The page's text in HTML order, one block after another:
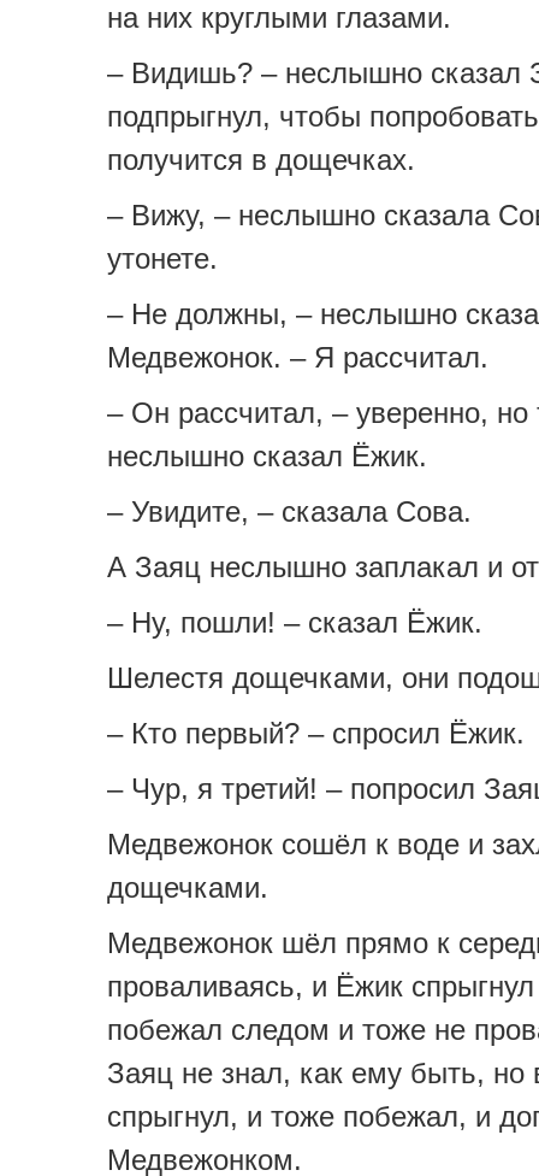
на них круглыми глазами.
– Видишь? – неслышно сказал
подпрыгнул, чтобы
получится в дощечках.
– Вижу, – неслышно сказала
утонете.
– Не должны, – неслышно
Медвежонок. – Я рассчитал.
– Он рассчитал, – уверенно, но
неслышно сказал Ёжик.
– Увидите, – сказала Сова.
А Заяц неслышно заплакал и
– Ну, пошли! – сказал Ёжик.
Шелестя дощечками, они
– Кто первый? – спросил Ёжик.
– Чур, я третий! – попросил
Медвежонок сошёл к воде и
дощечками.
Медвежонок шёл прямо к
проваливаясь, и Ёжик спрыгнул
побежал следом и тоже не
Заяц не знал, как ему быть, но
спрыгнул, и тоже побежал, и
Медвежонком.